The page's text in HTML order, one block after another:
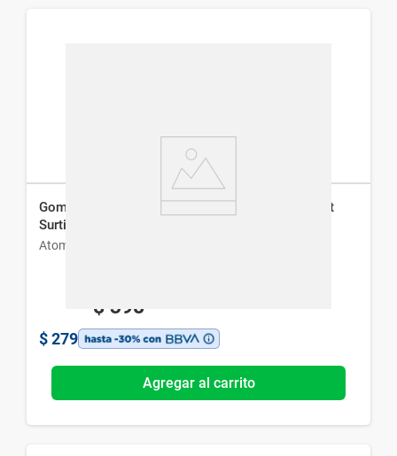
Gomita de Pelo Repelente De Piojos Atomprotect
Surtido x 4 un
Atomprotect
$ 398
$ 279
Agregar al carrito